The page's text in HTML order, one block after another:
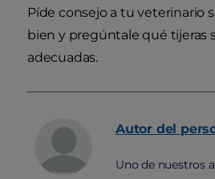
Píde consejo a tu veterinario
bien y pregúntale qué tijeras
adecuadas.
Autor del
Uno de nuestros